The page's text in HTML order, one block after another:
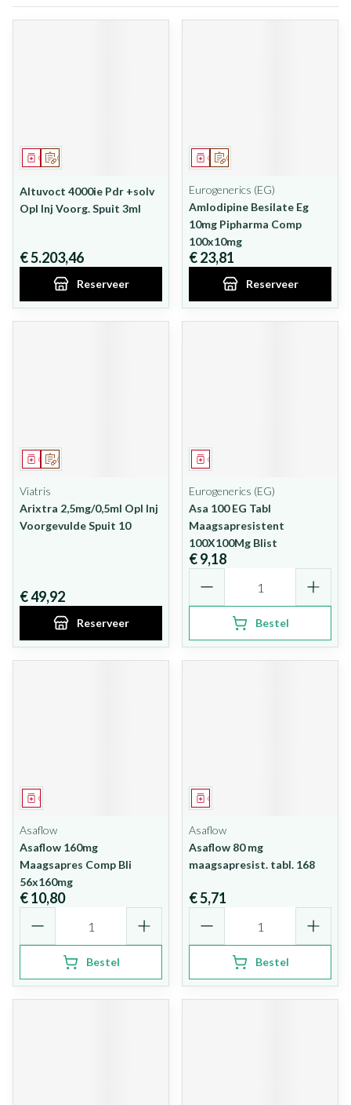
Op voorschrift
Geneesmiddel
Altuvoct 4000ie Pdr +solv
Opl Inj Voorg. Spuit 3ml
€ 5.203,46
Reserveer
Op voorschrift
Geneesmiddel
Eurogenerics (EG)
Amlodipine Besilate Eg
10mg Pipharma Comp
100x10mg
€ 23,81
Reserveer
Op voorschrift
Geneesmiddel
Viatris
Arixtra 2,5mg/0,5ml Opl Inj
Voorgevulde Spuit 10
€ 49,92
Reserveer
Geneesmiddel
Eurogenerics (EG)
Asa 100 EG Tabl
Maagsapresistent
100X100Mg Blist
€ 9,18
Bestel
Geneesmiddel
Asaflow
Asaflow 160mg
Maagsapres Comp Bli
56x160mg
€ 10,80
Bestel
Geneesmiddel
Asaflow
Asaflow 80 mg
maagsapresist. tabl. 168
€ 5,71
Bestel